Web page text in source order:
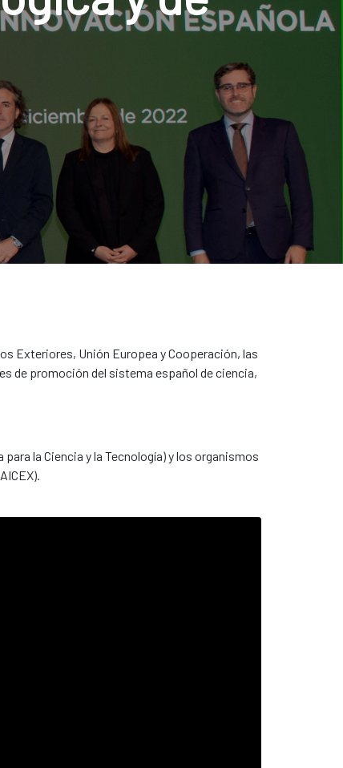
Exteriores, Unión Europea y Cooperación, las
de promoción del sistema español de ciencia,
la Ciencia y la Tecnología) y los organismos